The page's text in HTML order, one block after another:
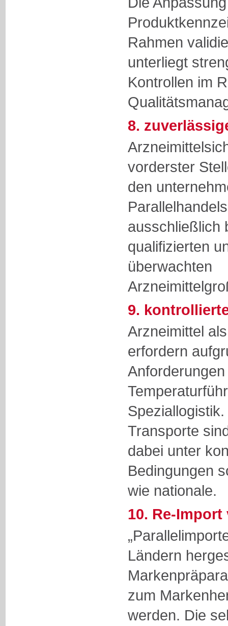
Rahmen
unterliegt
Kontrollen im
8.
vorderster
den
ausschließlich
qualifizierten
überwachten
9.
Arzneimittel
erfordern
Transporte
dabei unter
Bedingungen
wie nationale.
10. Re-
Ländern
zum
werden. Die